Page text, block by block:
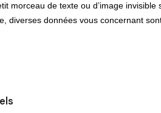
morceau de texte ou d’image invisible
diverses données vous concernant